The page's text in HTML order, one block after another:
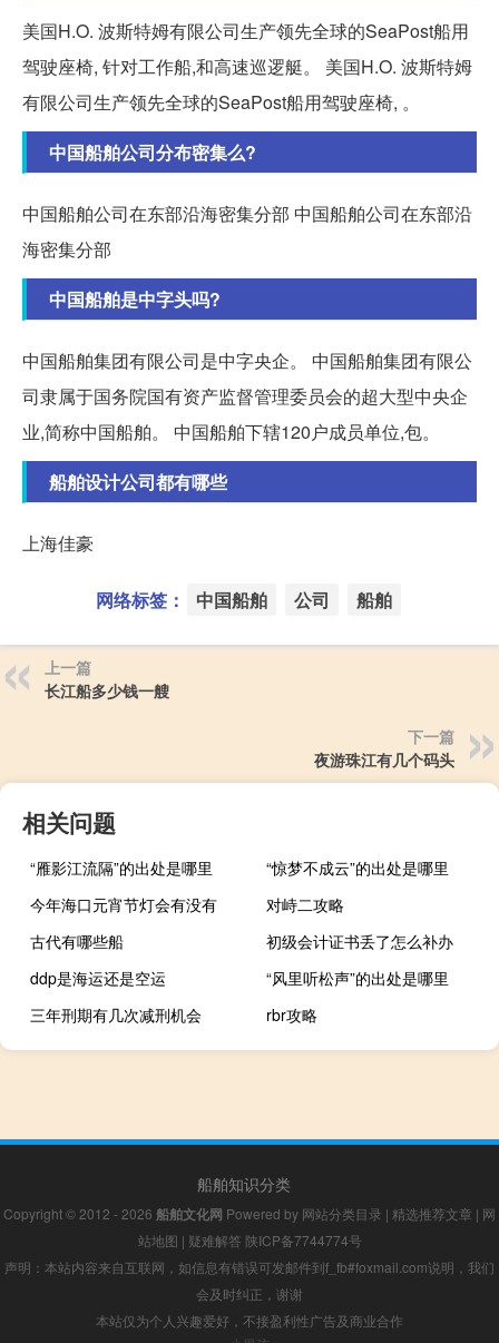
美国H.O. 波斯特姆有限公司生产领先全球的SeaPost船用
驾驶座椅, 针对工作船,和高速巡逻艇。 美国H.O. 波斯特姆
有限公司生产领先全球的SeaPost船用驾驶座椅, 。
中国船舶公司分布密集么?
中国船舶公司在东部沿海密集分部 中国船舶公司在东部沿
海密集分部
中国船舶是中字头吗?
中国船舶集团有限公司是中字央企。 中国船舶集团有限公
司隶属于国务院国有资产监督管理委员会的超大型中央企
业,简称中国船舶。 中国船舶下辖120户成员单位,包。
船舶设计公司都有哪些
上海佳豪
网络标签： 中国船舶 公司 船舶
上一篇
长江船多少钱一艘
下一篇
夜游珠江有几个码头
相关问题
“雁影江流隔”的出处是哪里
“惊梦不成云”的出处是哪里
今年海口元宵节灯会有没有
对峙二攻略
古代有哪些船
初级会计证书丢了怎么补办
ddp是海运还是空运
“风里听松声”的出处是哪里
三年刑期有几次减刑机会
rbr攻略
船舶知识分类
Copyright © 2012 - 2026 船舶文化网 Powered by 网站分类目录 | 精选推荐文章 | 网
站地图 | 疑难解答 陕ICP备7744774号
声明：本站内容来自互联网，如信息有错误可发邮件到f_fb#foxmail.com说明，我们
会及时纠正，谢谢
本站仅为个人兴趣爱好，不接盈利性广告及商业合作